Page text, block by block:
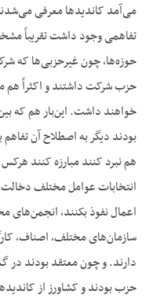
می‌آمد کاندیدها معرفی
تفاهمی وجود داشت تقریباً
حوزه‌ها، چون غیرحزبی‌ها که
حزب شرکت داشتند و اکثراً هم
خواهند داشت. این‌بار هم که
بودند دیگر به اصطلاح آن
هم نبرد کنند مبارزه کنند
انتخابات عوامل مختلف
اعمال نفوذ بکنند، انجمن‌های
سازمان‌های مختلف، اصناف،
دارند. و چون معتقد بودند در
حزب بودند و کشاورز از